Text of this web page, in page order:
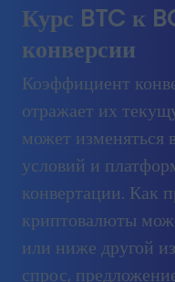
Курс BTC к
конверсии
Коэффициент
отражает их
может изменяться
условий и
конвертации. Как
криптовалюты
или ниже другой
спрос,